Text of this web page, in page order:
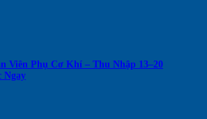
Viên Phụ Cơ Khí – Thu Nhập 13–20
Ngay